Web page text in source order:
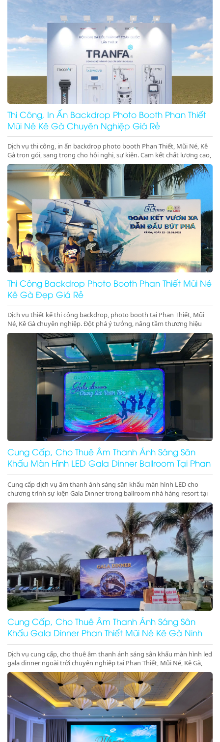
Thi Công, In Ấn Backdrop Photo Booth Phan Thiết
Mũi Né Kê Gà Chuyên Nghiệp Giá Rẻ
Dịch vụ thi công, in ấn backdrop photo booth Phan Thiết, Mũi Né, Kê
Gà trọn gói, sang trọng cho hội nghị, sự kiện. Cam kết chất lượng cao,
đúng tiến độ. Gọi ngay!
Thi Công Backdrop Photo Booth Phan Thiết Mũi Né
Kê Gà Đẹp Giá Rẻ
Dịch vụ thiết kế thi công backdrop, photo booth tại Phan Thiết, Mũi
Né, Kê Gà chuyên nghiệp. Đột phá ý tưởng, nâng tầm thương hiệu
cho sự kiện của bạn. Gọi ngay!
Cung Cấp, Cho Thuê Âm Thanh Ánh Sáng Sân
Khấu Màn Hình LED Gala Dinner Ballroom Tại Phan
Thiết Mũi Né Kê Gà Ninh Thuận Ninh Chữ Vĩnh Hy
Cung cấp dịch vụ âm thanh ánh sáng sân khấu màn hình LED cho
chương trình sự kiện Gala Dinner trong ballroom nhà hàng resort tại
Phan Thiết, Mũi Né, Kê Gà, Ninh Thuận, Ninh Chữ, Vĩnh Hy chuyên
nghiệp, đẳng cấp. Đặt lịch ngay nhận ưu đãi lớn!
Cung Cấp, Cho Thuê Âm Thanh Ánh Sáng Sân
Khấu Gala Dinner Phan Thiết Mũi Né Kê Gà Ninh
Thuận Giá Rẻ Uy Tín
Dịch vụ cung cấp, cho thuê âm thanh ánh sáng sân khấu màn hình led
gala dinner ngoài trời chuyên nghiệp tại Phan Thiết, Mũi Né, Kê Gà,
Ninh Thuận, Ninh Chữ, Vĩnh Hy. Hệ thống hiện đại, setup trọn gói, gọi
ngay nhận ưu đãi lớn!